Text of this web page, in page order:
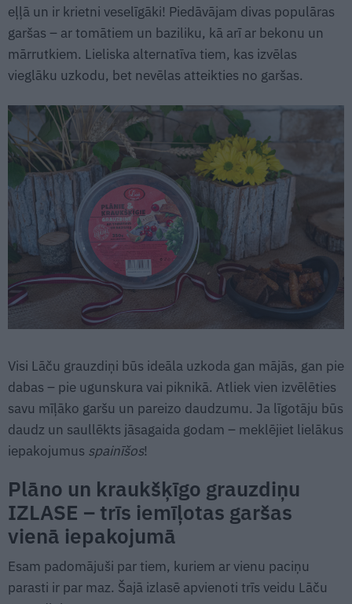
eļļā un ir krietni veselīgāki! Piedāvājam divas populāras
garšas – ar tomātiem un baziliku, kā arī ar bekonu un
mārrutkiem. Lieliska alternatīva tiem, kas izvēlas
vieglāku uzkodu, bet nevēlas atteikties no garšas.
Visi Lāču grauzdiņi būs ideāla uzkoda gan mājās, gan pie
dabas – pie ugunskura vai piknikā. Atliek vien izvēlēties
savu mīļāko garšu un pareizo daudzumu. Ja līgotāju būs
daudz un saullēkts jāsagaida godam – meklējiet lielākus
iepakojumus spainīšos!
Plāno un kraukšķīgo grauzdiņu
IZLASE – trīs iemīļotas garšas
vienā iepakojumā
Esam padomājuši par tiem, kuriem ar vienu paciņu
parasti ir par maz. Šajā izlasē apvienoti trīs veidu Lāču